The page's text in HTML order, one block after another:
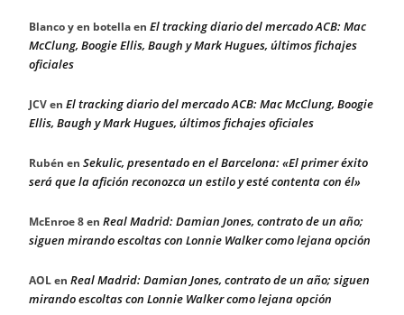
Blanco y en botellaen El tracking diario del mercado ACB: Mac
McClung, Boogie Ellis, Baugh y Mark Hugues, últimos fichajes
oficiales
JCVen El tracking diario del mercado ACB: Mac McClung, Boogie
Ellis, Baugh y Mark Hugues, últimos fichajes oficiales
Rubén en Sekulic, presentado en el Barcelona: «El primer éxito
será que la afición reconozca un estilo y esté contenta con él»
McEnroe 8en Real Madrid: Damian Jones, contrato de un año;
siguen mirando escoltas con Lonnie Walker como lejana opción
AOLen Real Madrid: Damian Jones, contrato de un año; siguen
mirando escoltas con Lonnie Walker como lejana opción